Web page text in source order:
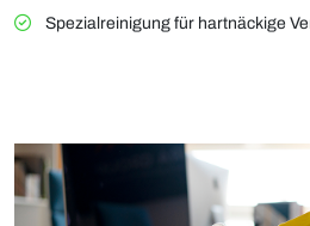
Spezialreinigung für hartnäckige